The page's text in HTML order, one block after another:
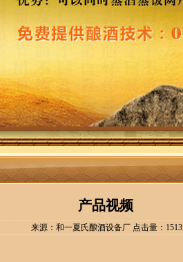
产品视频
来源：和一夏氏酿酒设备厂 点击量：1513